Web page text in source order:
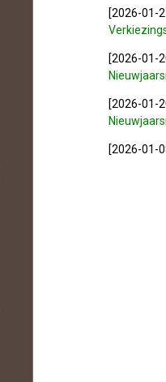
[2026-01-
[2026-01-
[2026-01-
[2026-01-